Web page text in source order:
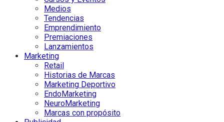
Medios
Tendencias
Emprendimiento
Premiaciones
Lanzamientos
Marketing
Retail
Historias de Marcas
Marketing Deportivo
EndoMarketing
NeuroMarketing
Marcas con propósito